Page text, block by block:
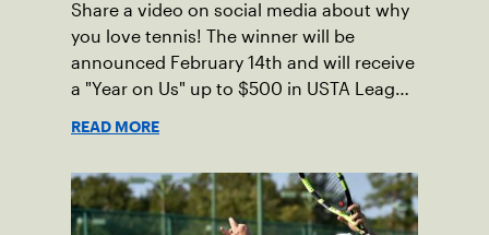
Share a video on social media about why
you love tennis! The winner will be
announced February 14th and will receive
a "Year on Us" up to $500 in USTA League
READ MORE